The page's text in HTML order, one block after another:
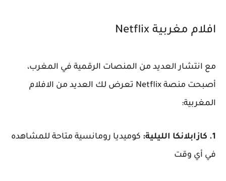
افلام مغربية Netflix
مع انتشار العديد من المنصات الرقمية في المغرب،
أصبحت منصة Netflix تعرض لك العديد من الافلام
المغربية:
1. كازابلانكا الليلية:
كوميديا رومانسية متاحة للمشاهده
في أي وقت